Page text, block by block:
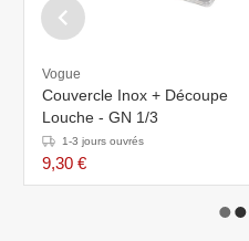
Vogue
Couvercle Inox + Découpe
Louche - GN 1/3
1-3 jours ouvrés
9,30 €